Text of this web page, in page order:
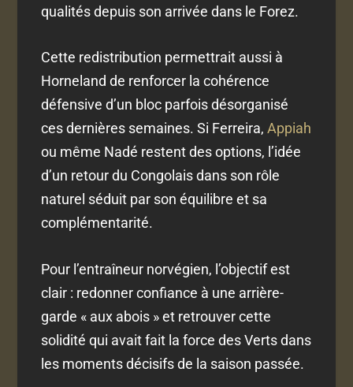
qualités depuis son arrivée dans le Forez.
Cette redistribution permettrait aussi à
Horneland de renforcer la cohérence
défensive d’un bloc parfois désorganisé
ces dernières semaines. Si Ferreira,Appiah
ou même Nadé restent des options, l’idée
d’un retour du Congolais dans son rôle
naturel séduit par son équilibre et sa
complémentarité.
Pour l’entraîneur norvégien, l’objectif est
clair : redonner confiance à une arrière-
garde « aux abois » et retrouver cette
solidité qui avait fait la force des Verts dans
les moments décisifs de la saison passée.